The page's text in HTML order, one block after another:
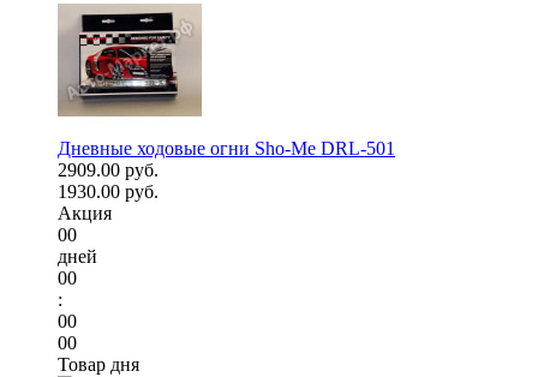
Дневные ходовые огни Sho-Me DRL-501
2909.00 руб.
1930.00 руб.
Акция
00
дней
00
:
00
00
Товар дня